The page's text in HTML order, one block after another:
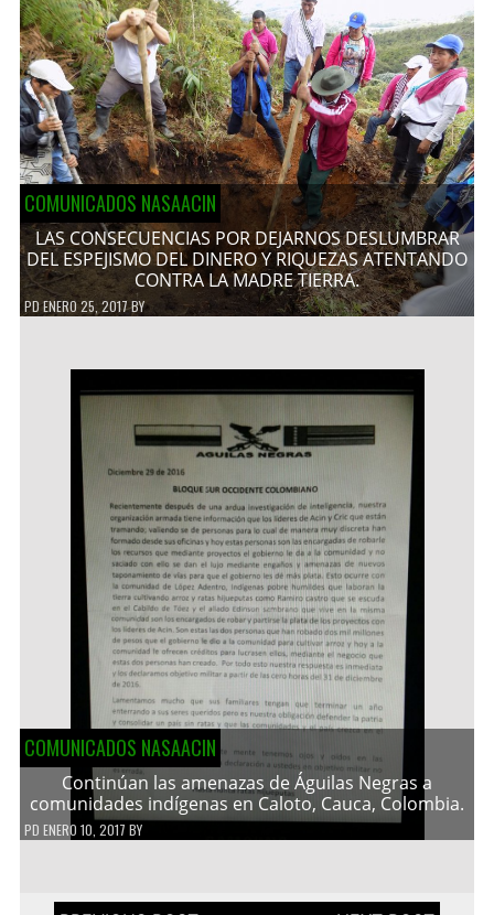
COMUNICADOS NASAACIN
LAS CONSECUENCIAS POR DEJARNOS DESLUMBRAR
DEL ESPEJISMO DEL DINERO Y RIQUEZAS ATENTANDO
CONTRA LA MADRE TIERRA.
PDENERO 25, 2017BY
COMUNICADOS NASAACIN
Continúan las amenazas de Águilas Negras a
comunidades indígenas en Caloto, Cauca, Colombia.
PD ENERO 10, 2017 BY